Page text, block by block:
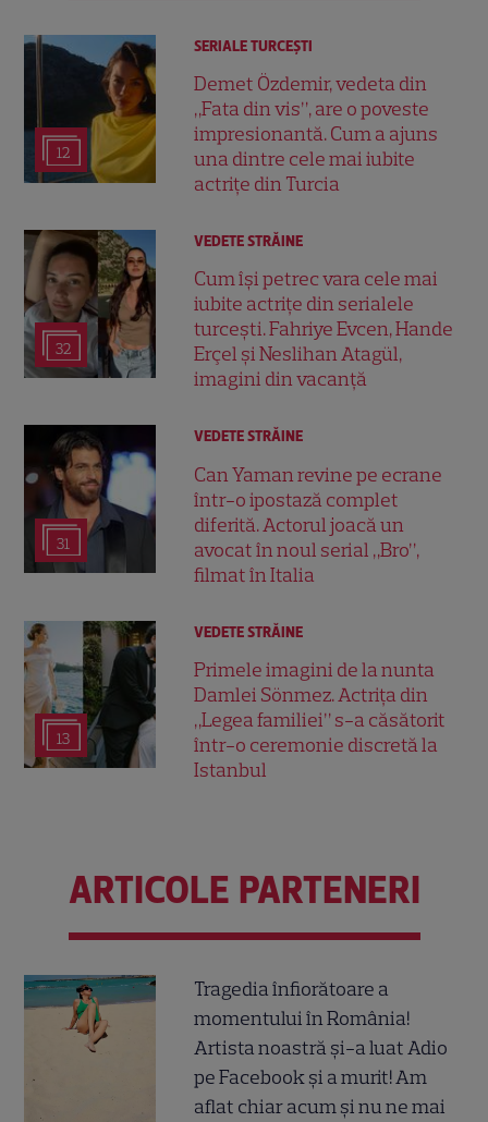
12
SERIALE TURCEŞTI
Demet Özdemir, vedeta din
„Fata din vis”, are o poveste
impresionantă. Cum a ajuns
una dintre cele mai iubite
actrițe din Turcia
32
VEDETE STRĂINE
Cum își petrec vara cele mai
iubite actrițe din serialele
turcești. Fahriye Evcen, Hande
Erçel și Neslihan Atagül,
imagini din vacanță
31
VEDETE STRĂINE
Can Yaman revine pe ecrane
într-o ipostază complet
diferită. Actorul joacă un
avocat în noul serial „Bro”,
filmat în Italia
13
VEDETE STRĂINE
Primele imagini de la nunta
Damlei Sönmez. Actrița din
„Legea familiei” s-a căsătorit
într-o ceremonie discretă la
Istanbul
ARTICOLE PARTENERI
Tragedia înfiorătoare a
momentului în România!
Artista noastră și-a luat Adio
pe Facebook și a murit! Am
aflat chiar acum și nu ne mai